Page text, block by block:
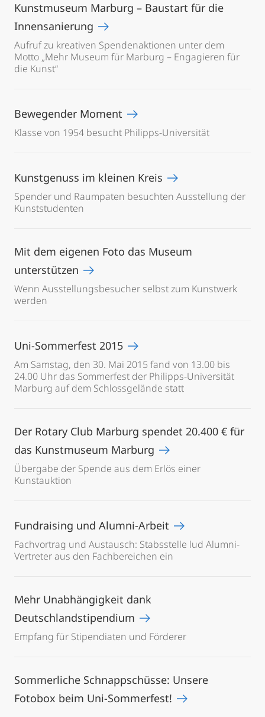
Kunstmuseum Marburg – Baustart für die
Innensanierung
Aufruf zu kreativen Spendenaktionen unter dem
Motto „Mehr Museum für Marburg – Engagieren für
die Kunst“
Bewegender Moment
Klasse von 1954 besucht Philipps-Universität
Kunstgenuss im kleinen Kreis
Spender und Raumpaten besuchten Ausstellung der
Kunststudenten
Mit dem eigenen Foto das Museum
unterstützen
Wenn Ausstellungsbesucher selbst zum Kunstwerk
werden
Uni-Sommerfest 2015
Am Samstag, den 30. Mai 2015 fand von 13.00 bis
24.00 Uhr das Sommerfest der Philipps-Universität
Marburg auf dem Schlossgelände statt
Der Rotary Club Marburg spendet 20.400 € für
das Kunstmuseum Marburg
Übergabe der Spende aus dem Erlös einer
Kunstauktion
Fundraising und Alumni-Arbeit
Fachvortrag und Austausch: Stabsstelle lud Alumni-
Vertreter aus den Fachbereichen ein
Mehr Unabhängigkeit dank
Deutschlandstipendium
Empfang für Stipendiaten und Förderer
Sommerliche Schnappschüsse: Unsere
Fotobox beim Uni-Sommerfest!